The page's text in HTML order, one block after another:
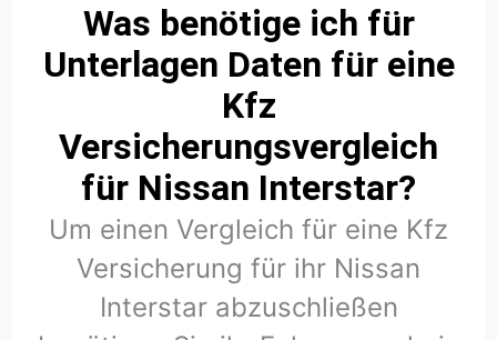
Was benötige ich für
Unterlagen Daten für eine
Kfz
Versicherungsvergleich
für Nissan Interstar?
Um einen Vergleich für eine Kfz
Versicherung für ihr Nissan
Interstar abzuschließen